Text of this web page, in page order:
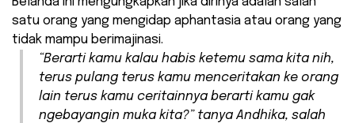
satu orang yang mengidap aphantasia atau orang yang
tidak mampu berimajinasi.
“Berarti kamu kalau habis ketemu sama kita nih,
terus pulang terus kamu menceritakan ke orang
lain terus kamu ceritainnya berarti kamu gak
ngebayangin muka kita?” tanya Andhika, salah